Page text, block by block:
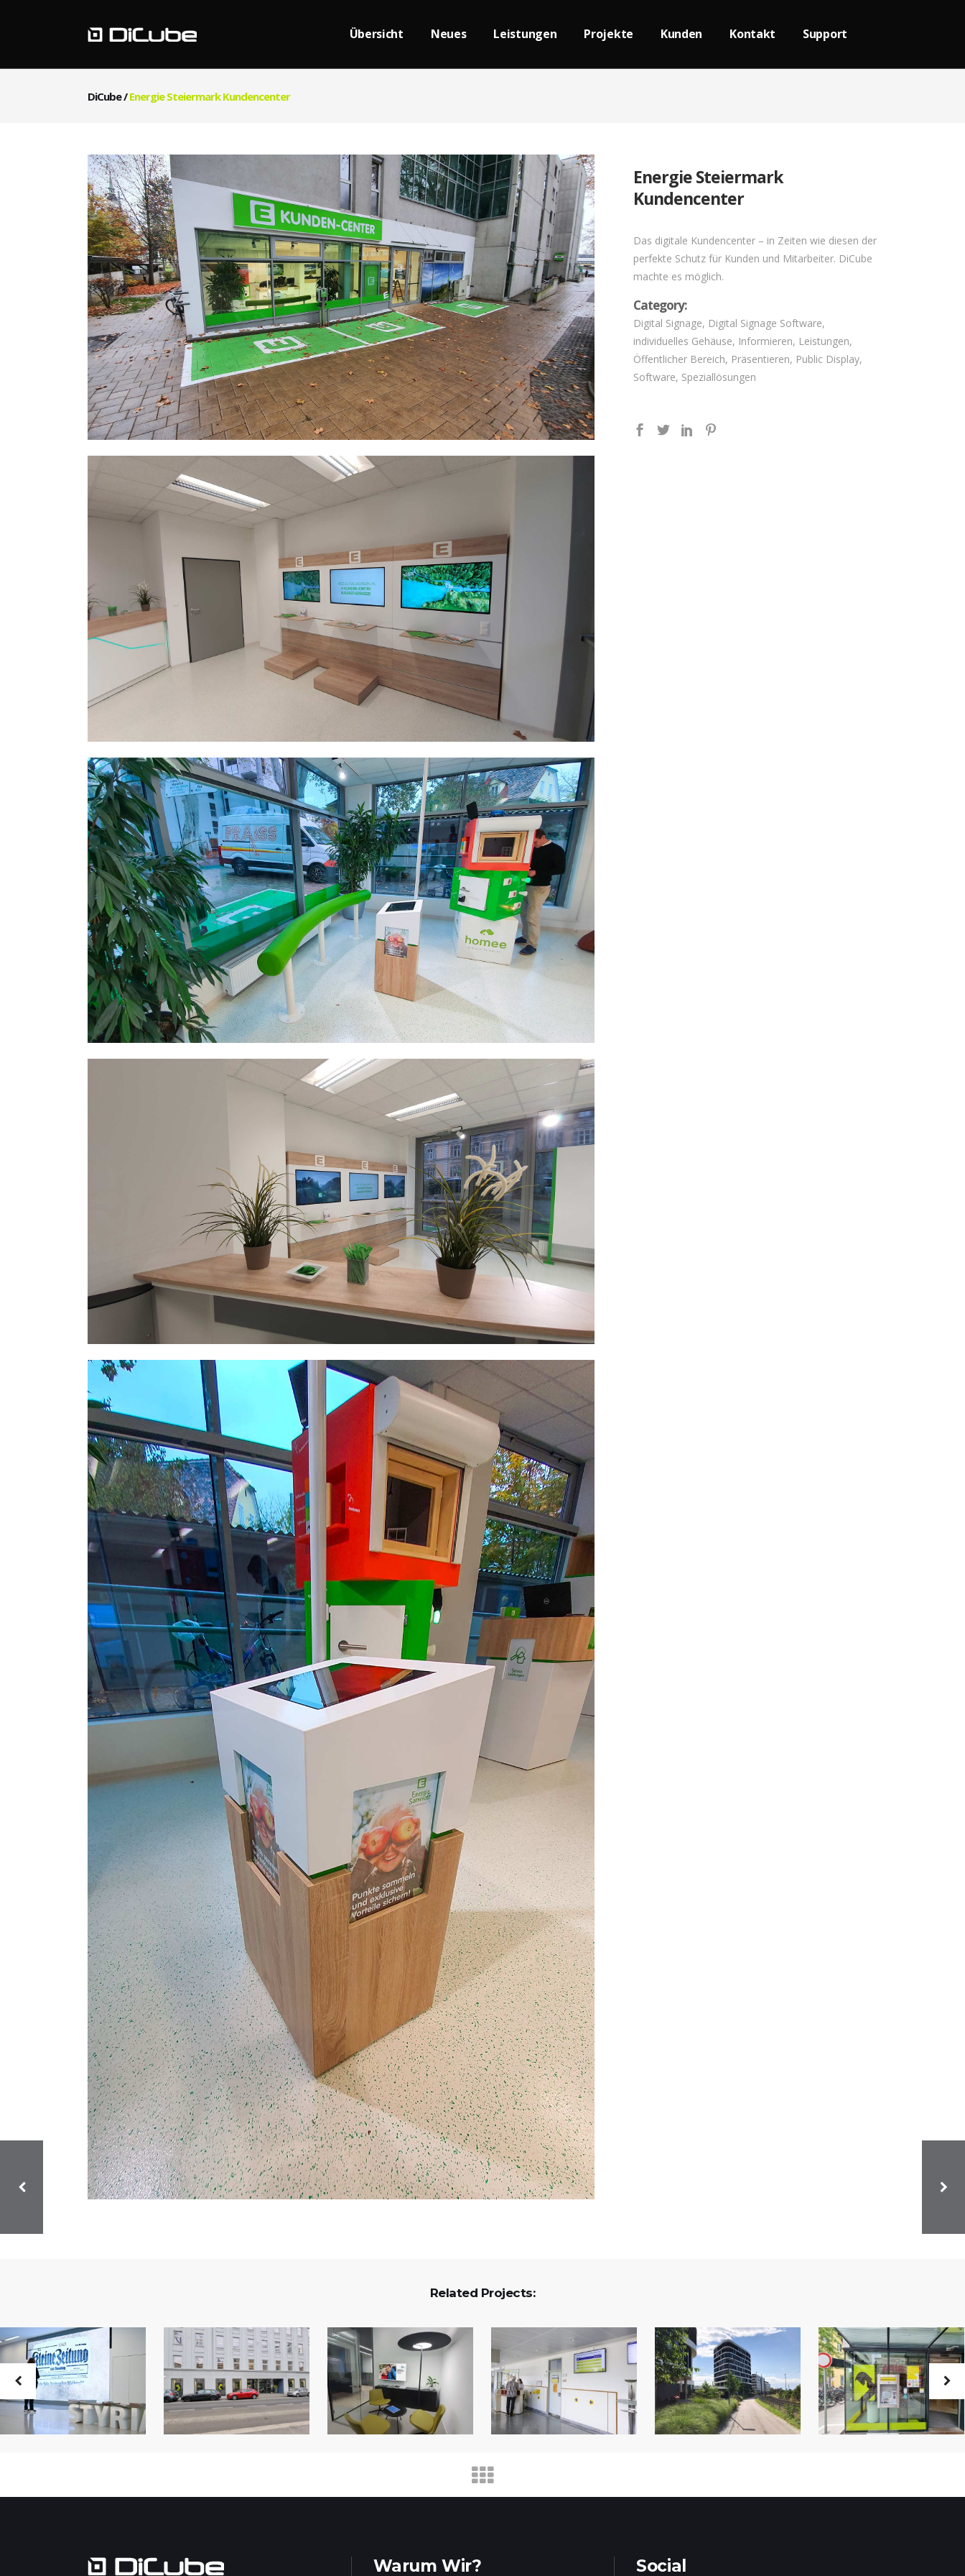
Übersicht Neues Leistungen Projekte Kunden Kontakt Support
DiCube/Energie Steiermark Kundencenter
Energie Steiermark
Kundencenter
Das digitale Kundencenter – in Zeiten wie diesen der
perfekte Schutz für Kunden und Mitarbeiter. DiCube
machte es möglich.
Category:
Digital Signage, Digital Signage Software,
individuelles Gehäuse, Informieren, Leistungen,
Öffentlicher Bereich, Präsentieren, Public Display,
Software, Speziallösungen
Related Projects:
Warum Wir? Social